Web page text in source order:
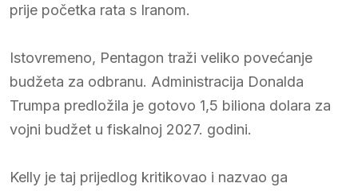
prije početka rata s Iranom.
Istovremeno, Pentagon traži veliko povećanje
budžeta za odbranu. Administracija Donalda
Trumpa predložila je gotovo 1,5 biliona dolara za
vojni budžet u fiskalnoj 2027. godini.
Kelly je taj prijedlog kritikovao i nazvao ga